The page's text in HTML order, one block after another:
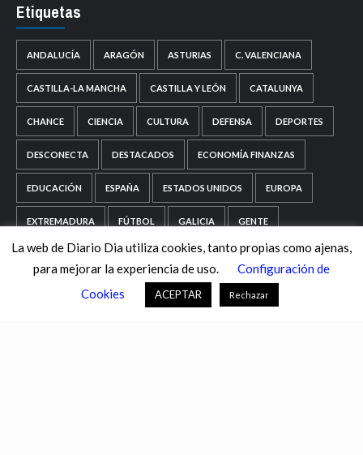
Etiquetas
ANDALUCÍA ARAGÓN ASTURIAS C. VALENCIANA
CASTILLA-LA MANCHA CASTILLA Y LEÓN CATALUNYA
CHANCE CIENCIA CULTURA DEFENSA DEPORTES
DESCONECTA DESTACADOS ECONOMÍA FINANZAS
EDUCACIÓN ESPAÑA ESTADOS UNIDOS EUROPA
EXTREMADURA FÚTBOL GALICIA GENTE
GOBIERNO IGUALDAD INFOSALUS.COM
INTERNACIONAL
La web de Diario Dia utiliza cookies, tanto propias como ajenas,
para mejorar la experiencia de uso.
Configuración de
Cookies
ACEPTAR Rechazar